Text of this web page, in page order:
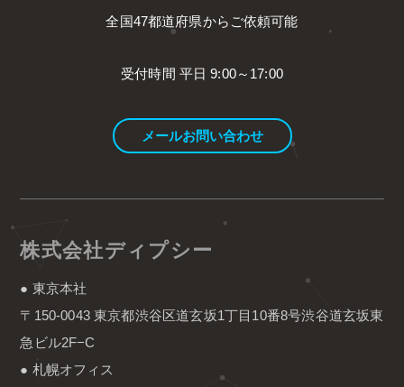
全国47都道府県からご依頼可能
受付時間 平日 9:00～17:00
メールお問い合わせ
株式会社ディプシー
● 東京本社
〒150-0043 東京都渋谷区道玄坂1丁目10番8号渋谷道玄坂東
急ビル2F−C
● 札幌オフィス